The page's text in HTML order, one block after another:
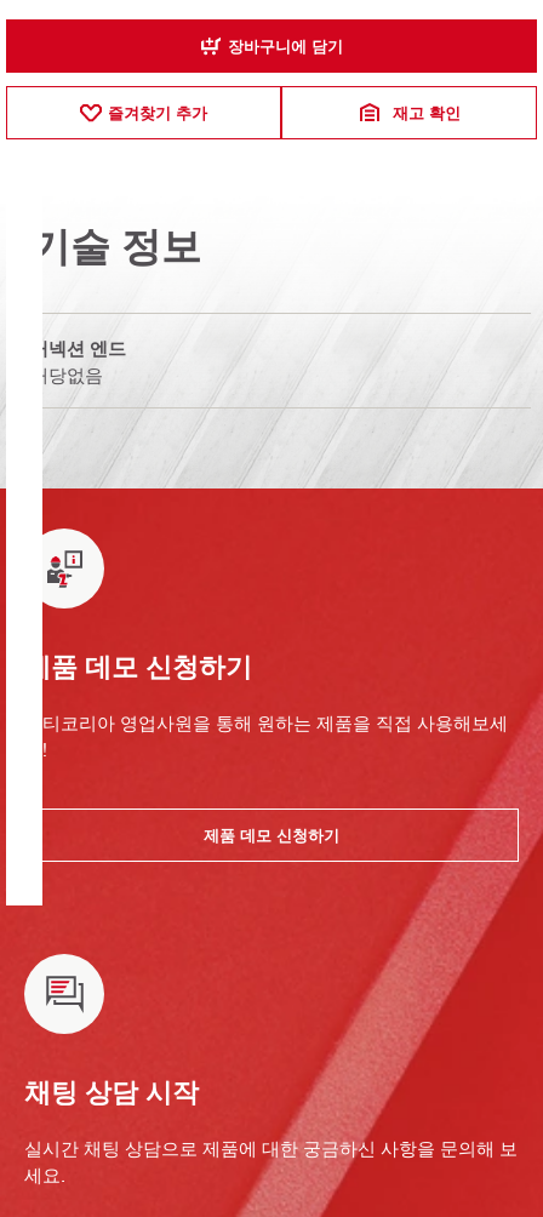
장바구니에 담기
즐겨찾기 추가 재고 확인
기술 정보
커넥션 엔드
해당없음
제품 데모 신청하기
힐티코리아 영업사원을 통해 원하는 제품을 직접 사용해보세
요!
제품 데모 신청하기
채팅 상담 시작
실시간 채팅 상담으로 제품에 대한 궁금하신 사항을 문의해 보
세요.